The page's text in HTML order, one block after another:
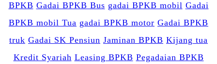
BPKB Gadai BPKB Bus gadai BPKB mobil Gadai
BPKB mobil Tua gadai BPKB motor Gadai BPKB
truk Gadai SK Pensiun Jaminan BPKB Kijang tua
Kredit Syariah Leasing BPKB Pegadaian BPKB